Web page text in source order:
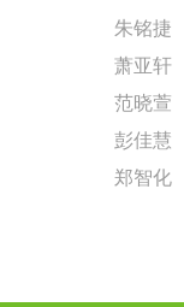
朱铭捷
萧亚轩
范晓萱
彭佳慧
郑智化